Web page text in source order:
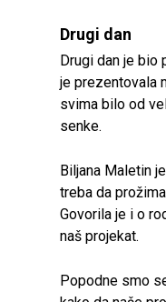
Drugi dan
Drugi dan je bio
je prezentovala
svima bilo od
senke.
Biljana Maletin
treba da
Govorila je i o
naš projekat.
Popodne smo